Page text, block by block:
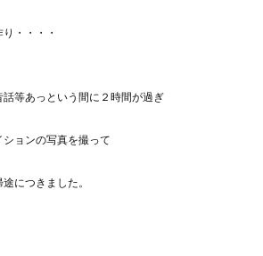
・・・・
あっという間に２時間が過ぎ
ションの写真を撮って
につきました。